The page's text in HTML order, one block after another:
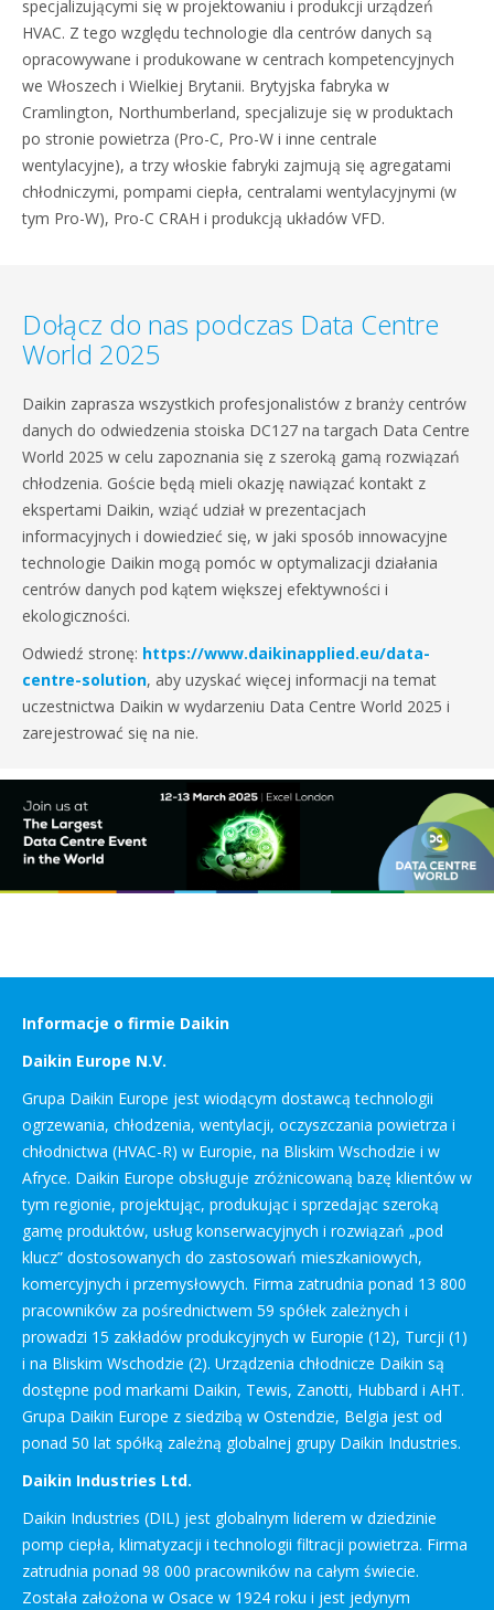
specjalizującymi się w projektowaniu i produkcji urządzeń
HVAC. Z tego względu technologie dla centrów danych są
opracowywane i produkowane w centrach kompetencyjnych
we Włoszech i Wielkiej Brytanii. Brytyjska fabryka w
Cramlington, Northumberland, specjalizuje się w produktach
po stronie powietrza (Pro-C, Pro-W i inne centrale
wentylacyjne), a trzy włoskie fabryki zajmują się agregatami
chłodniczymi, pompami ciepła, centralami wentylacyjnymi (w
tym Pro-W), Pro-C CRAH i produkcją układów VFD.
Dołącz do nas podczas Data Centre
World 2025
Daikin zaprasza wszystkich profesjonalistów z branży centrów
danych do odwiedzenia stoiska DC127 na targach Data Centre
World 2025 w celu zapoznania się z szeroką gamą rozwiązań
chłodzenia. Goście będą mieli okazję nawiązać kontakt z
ekspertami Daikin, wziąć udział w prezentacjach
informacyjnych i dowiedzieć się, w jaki sposób innowacyjne
technologie Daikin mogą pomóc w optymalizacji działania
centrów danych pod kątem większej efektywności i
ekologiczności.
Odwiedź stronę: https://www.daikinapplied.eu/data-
centre-solution, aby uzyskać więcej informacji na temat
uczestnictwa Daikin w wydarzeniu Data Centre World 2025 i
zarejestrować się na nie.
Informacje o firmie Daikin
Daikin Europe N.V.
Grupa Daikin Europe jest wiodącym dostawcą technologii
ogrzewania, chłodzenia, wentylacji, oczyszczania powietrza i
chłodnictwa (HVAC-R) w Europie, na Bliskim Wschodzie i w
Afryce. Daikin Europe obsługuje zróżnicowaną bazę klientów w
tym regionie, projektując, produkując i sprzedając szeroką
gamę produktów, usług konserwacyjnych i rozwiązań „pod
klucz” dostosowanych do zastosowań mieszkaniowych,
komercyjnych i przemysłowych. Firma zatrudnia ponad 13 800
pracowników za pośrednictwem 59 spółek zależnych i
prowadzi 15 zakładów produkcyjnych w Europie (12), Turcji (1)
i na Bliskim Wschodzie (2). Urządzenia chłodnicze Daikin są
dostępne pod markami Daikin, Tewis, Zanotti, Hubbard i AHT.
Grupa Daikin Europe z siedzibą w Ostendzie, Belgia jest od
ponad 50 lat spółką zależną globalnej grupy Daikin Industries.
Daikin Industries Ltd.
Daikin Industries (DIL) jest globalnym liderem w dziedzinie
pomp ciepła, klimatyzacji i technologii filtracji powietrza. Firma
zatrudnia ponad 98 000 pracowników na całym świecie.
Została założona w Osace w 1924 roku i jest jedynym